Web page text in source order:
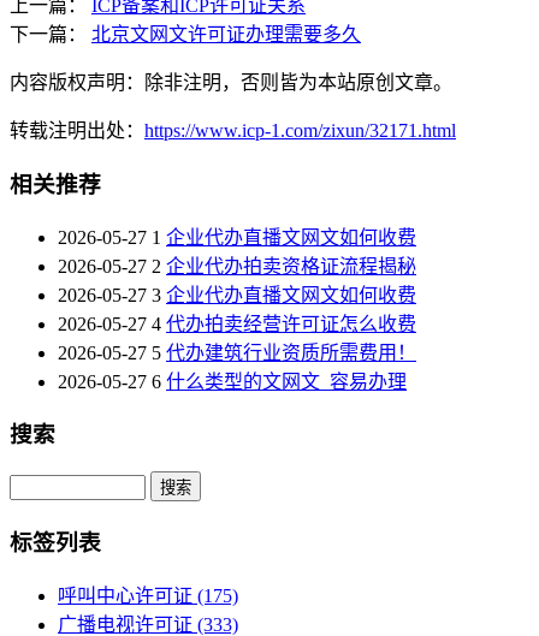
上一篇：
ICP备案和ICP许可证关系
下一篇：
北京文网文许可证办理需要多久
内容版权声明：除非注明，否则皆为本站原创文章。
转载注明出处： https://www.icp-1.com/zixun/32171.html
相关推荐
2026-05-27 1 企业代办直播文网文如何收费
2026-05-27 2 企业代办拍卖资格证流程揭秘
2026-05-27 3 企业代办直播文网文如何收费
2026-05-27 4 代办拍卖经营许可证怎么收费
2026-05-27 5 代办建筑行业资质所需费用！
2026-05-27 6 什么类型的文网文_容易办理
搜索
Search
标签列表
呼叫中心许可证 (175)
广播电视许可证 (333)